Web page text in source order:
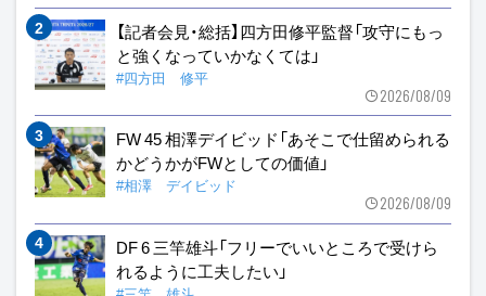
【記者会見・総括】四方田修平監督「攻守にもっ
と強くなっていかなくては」
#四方田 修平
2026/08/09
FW 45 相澤デイビッド「あそこで仕留められる
かどうかがFWとしての価値」
#相澤 デイビッド
2026/08/09
DF 6 三竿雄斗「フリーでいいところで受けら
れるように工夫したい」